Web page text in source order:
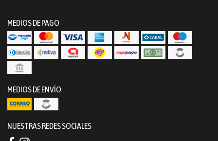
MEDIOS DE PAGO
MEDIOS DE ENVÍO
NUESTRAS REDES SOCIALES